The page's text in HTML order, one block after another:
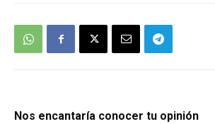
Nos encantaría conocer tu opinión